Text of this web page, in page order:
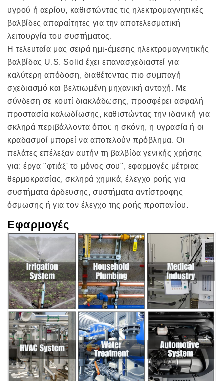
υγρού ή αερίου, καθιστώντας τις ηλεκτρομαγνητικές
βαλβίδες απαραίτητες για την αποτελεσματική
λειτουργία του συστήματος.
Η τελευταία μας σειρά ημι-άμεσης ηλεκτρομαγνητικής
βαλβίδας U.S. Solid έχει επανασχεδιαστεί για
καλύτερη απόδοση, διαθέτοντας πιο συμπαγή
σχεδιασμό και βελτιωμένη μηχανική αντοχή. Με
σύνδεση σε κουτί διακλάδωσης, προσφέρει ασφαλή
προστασία καλωδίωσης, καθιστώντας την ιδανική για
σκληρά περιβάλλοντα όπου η σκόνη, η υγρασία ή οι
κραδασμοί μπορεί να αποτελούν πρόβλημα. Οι
πελάτες επέλεξαν αυτήν τη βαλβίδα γενικής χρήσης
για: έργα "φτιάξ' το μόνος σου", εφαρμογές μέτριας
θερμοκρασίας, σκληρά χημικά, έλεγχο ροής για
συστήματα άρδευσης, συστήματα αντίστροφης
όσμωσης ή για τον έλεγχο της ροής προπανίου.
Εφαρμογές